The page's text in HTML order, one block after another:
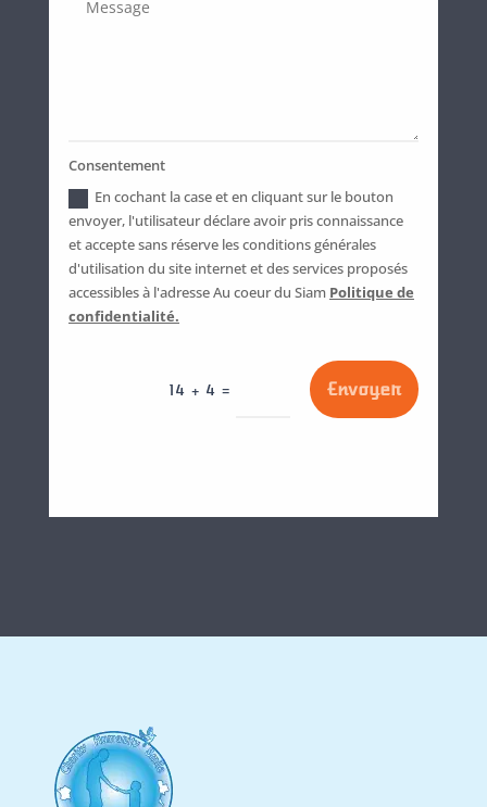
Consentement
En cochant la case et en cliquant sur le bouton
envoyer, l'utilisateur déclare avoir pris connaissance
et accepte sans réserve les conditions générales
d'utilisation du site internet et des services proposés
accessibles à l'adresse Au coeur du Siam Politique de
confidentialité.
14 + 4 = Envoyer